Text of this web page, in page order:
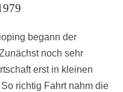
begann der
noch sehr
erst in kleinen
richtig Fahrt nahm die